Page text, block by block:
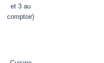
et 3 au
comptoir)